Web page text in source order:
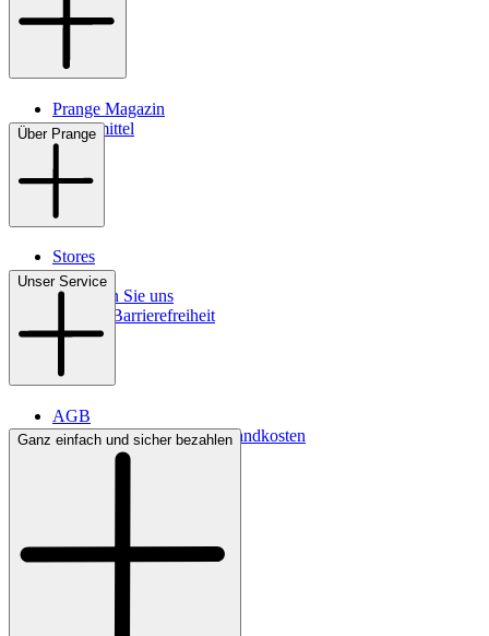
Prange Magazin
Pflegemittel
Über Prange
Stores
Kontakt
So finden Sie uns
Digitale Barrierefreiheit
Unser Service
AGB
Lieferbedingungen & Versandkosten
Bezahlung
Ganz einfach und sicher bezahlen